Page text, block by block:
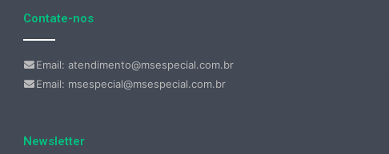
Contate-nos
Email: atendimento@msespecial.com.br
Email: msespecial@msespecial.com.br
Newsletter